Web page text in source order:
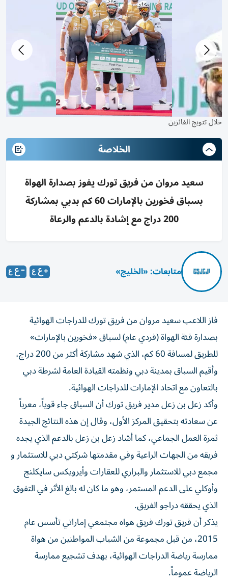
خلال تتويج الفائزين
الخلاصة
سعيد مروان من فريق تورك يفوز بصدارة الهواة
بسباق فخورين بالإمارات 60 كم بدبي بمشاركة
200 دراج مع إشادة بالدعم والرعاة
متابعات: «الخليج»
فاز اللاعب سعيد مروان من فريق تورك للدراجات الهوائية
بصدارة فئة الهواة (فردي عام) لسباق «فخورين بالإمارات»
للطريق لمسافة 60 كم، الذي شهد مشاركة أكثر من 200 دراج،
وأقيم السباق بمدينة دبي ونظمته القيادة العامة لشرطة دبي
بالتعاون مع اتحاد الإمارات للدراجات الهوائية.
وأكد زعل بن زعل مدير فريق تورك أن السباق جاء قوياً، معرباً
عن سعادته بتحقيق المركز الأول، وقال إن هذه النتائج الجيدة
ثمرة العمل الجماعي، كما أشاد زعل بن زعل بالدعم الذي يجده
فريقه من الجهات الراعية وفي مقدمتها شركتي دبي للاستثمار و
مجمع دبي للاستثمار والبراري للعقارات وأيرويكس سايكلنج
وأوكلي على الدعم المستمر، وهو ما كان له بالغ الأثر في التفوق
الذي يحققه دراجو الفريق.
يذكر أن فريق تورك فريق هواه مجتمعي إماراتي تأسس عام
2015، من قبل مجموعة من الشباب المواطنين من هواة
ممارسة رياضة الدراجات الهوائية، بهدف تشجيع ممارسة
الرياضة عموماً.